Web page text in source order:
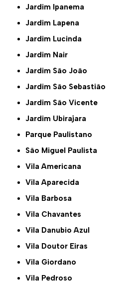
Jardim Ipanema
Jardim Lapena
Jardim Lucinda
Jardim Nair
Jardim São João
Jardim São Sebastião
Jardim São Vicente
Jardim Ubirajara
Parque Paulistano
São Miguel Paulista
Vila Americana
Vila Aparecida
Vila Barbosa
Vila Chavantes
Vila Danubio Azul
Vila Doutor Eiras
Vila Giordano
Vila Pedroso